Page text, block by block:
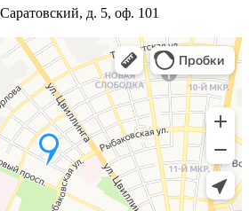
д. 5, оф. 101